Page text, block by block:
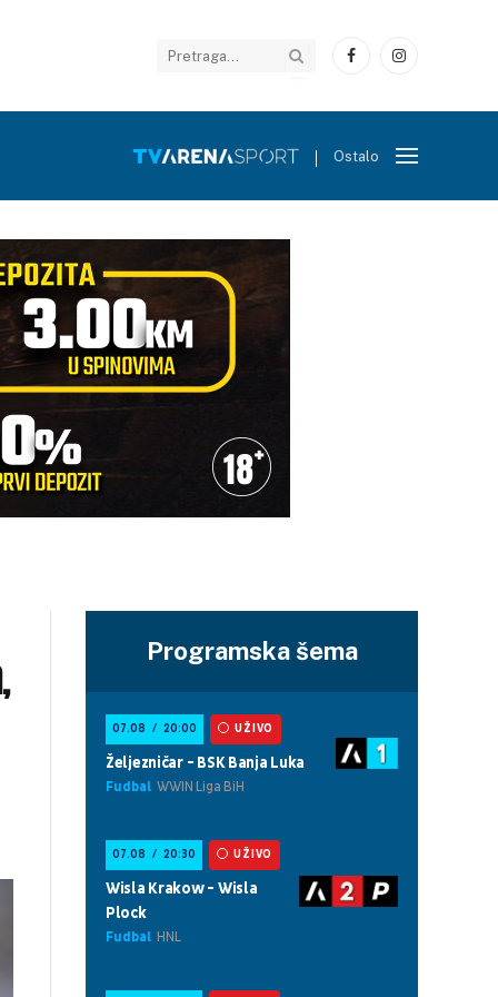
FacebookInstagram
Ostalo
Programska šema